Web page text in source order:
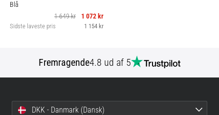
Blå
1 649 kr
1 072 kr
Sidste laveste pris 1 154 kr
Fremragende4.8 ud af 5
DKK - Danmark (Dansk)